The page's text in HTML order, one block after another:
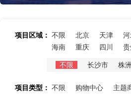
项目区域： 不限 北京 天津
海南
重庆 四川
不限 长沙市 株
项目类型： 不限 购物中心 主题